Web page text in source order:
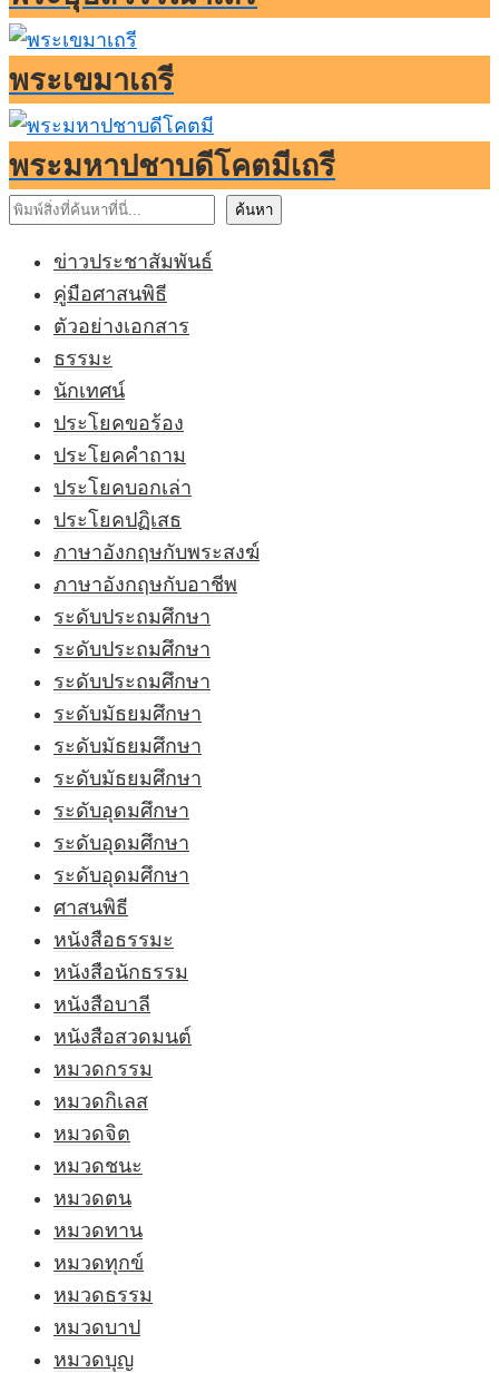
พระเขมาเถรี
พระมหาปชาบดีโคตมีเถรี
ค้นหา ค้นหา
ข่าวประชาสัมพันธ์
คู่มือศาสนพิธี
ตัวอย่างเอกสาร
ธรรมะ
นักเทศน์
ประโยคขอร้อง
ประโยคคำถาม
ประโยคบอกเล่า
ประโยคปฏิเสธ
ภาษาอังกฤษกับพระสงฆ์
ภาษาอังกฤษกับอาชีพ
ระดับประถมศึกษา
ระดับประถมศึกษา
ระดับประถมศึกษา
ระดับมัธยมศึกษา
ระดับมัธยมศึกษา
ระดับมัธยมศึกษา
ระดับอุดมศึกษา
ระดับอุดมศึกษา
ระดับอุดมศึกษา
ศาสนพิธี
หนังสือธรรมะ
หนังสือนักธรรม
หนังสือบาลี
หนังสือสวดมนต์
หมวดกรรม
หมวดกิเลส
หมวดจิต
หมวดชนะ
หมวดตน
หมวดทาน
หมวดทุกข์
หมวดธรรม
หมวดบาป
หมวดบุญ